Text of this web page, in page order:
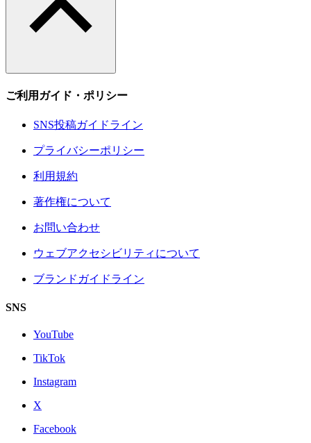
ご利用ガイド・ポリシー
SNS投稿ガイドライン
プライバシーポリシー
利用規約
著作権について
お問い合わせ
ウェブアクセシビリティについて
ブランドガイドライン
SNS
YouTube
TikTok
Instagram
X
Facebook